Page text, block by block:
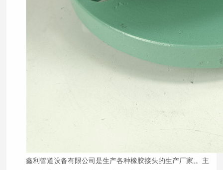
鑫利管道设备有限公司是生产各种橡胶接头的生产厂家,。主